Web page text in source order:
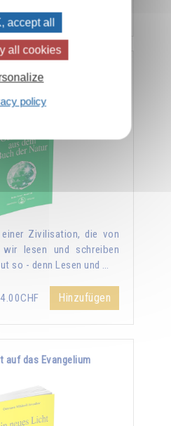
Hinzufügen
dem Buch der Natur
Zivilisation, die von
lesen und schreiben
so - denn Lesen und …
Hinzufügen
auf das Evangelium
accept all
all cookies
policy